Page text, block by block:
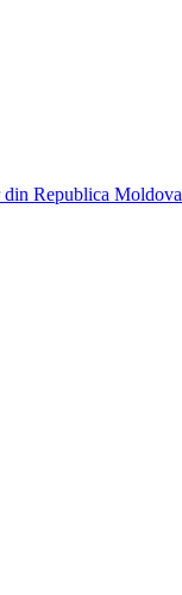
din Republica Moldova